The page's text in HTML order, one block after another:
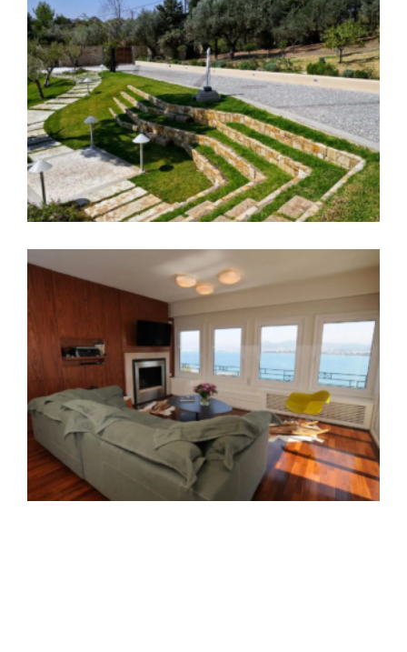
Ανακαίνιση διαμερίσματος στη Ν. Αρτάκη,
Χαλκίδα
Αρχιτεκτονική τοπίου σε ιδιωτική κατοικία
στη Ν. Εύβοια